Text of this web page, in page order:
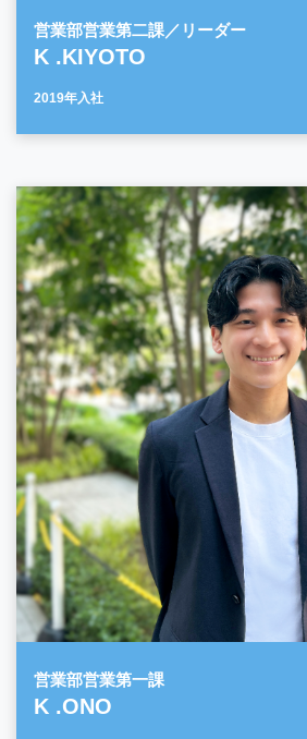
営業部営業第二課／リーダー
K .KIYOTO
2019年入社
営業部営業第一課
K .ONO